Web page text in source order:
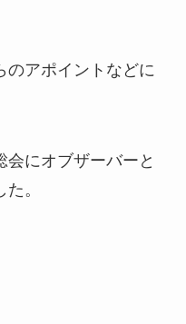
のアポイントなどに
にオブザーバーと
。